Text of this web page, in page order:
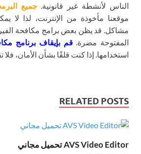
الناس لأنشطة غير قانونية.جميع
موقعنا مأخوذة من الإنترنت، لذا لا
مشاكل. قد يظن بعض برامج مكافحة
المفتوحة مضرة.قم بإيقاف برنامج
استخدامها. إذا كنت قلقًا بشأن الأمان، فلا
RELATED POSTS
AVS Video Editor تحميل مجاني